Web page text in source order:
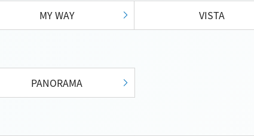
MY WAY VISTA
PANORAMA